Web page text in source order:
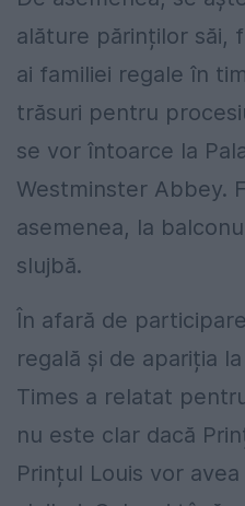
alăture părinților săi,
ai familiei regale în
trăsuri pentru
se vor întoarce la
Westminster Abbey.
asemenea, la
slujbă.
În afară de
regală și de apariția
Times a relatat
nu este clar dacă
Prințul Louis vor